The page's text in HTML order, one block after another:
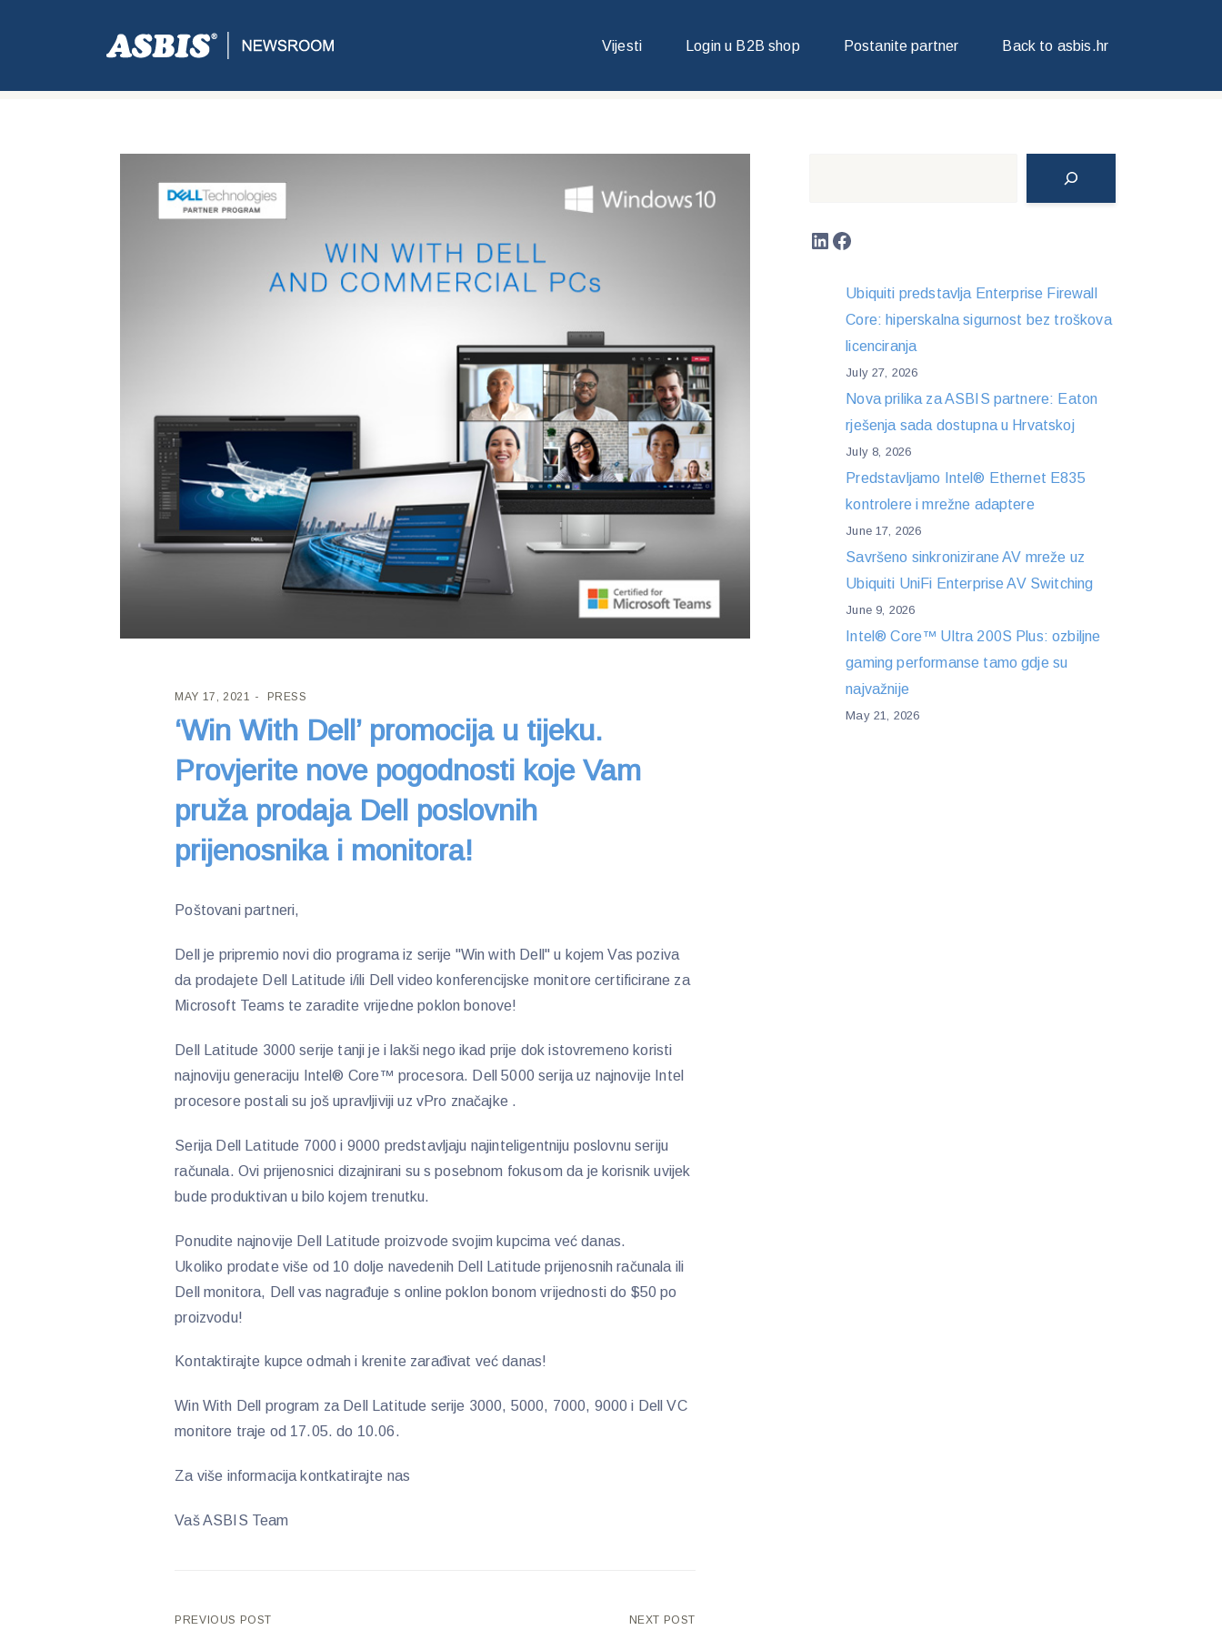
Vijesti Login u B2B shop Postanite partner Back to asbis.hr
ASBIS CROATIA>PRESS> ‘WIN WITH DELL’ PROMOCIJA U TIJEKU. PROVJERITE NOVE POGODNOSTI KOJE VAM PRUŽA PRODAJA DELL POSLOVNIH PRIJENOSNIKA I
MONITORA!
MAY 17, 2021 PRESS
‘Win With Dell’ promocija u tijeku.
Provjerite nove pogodnosti koje Vam
pruža prodaja Dell poslovnih
prijenosnika i monitora!
Poštovani partneri,
Dell je pripremio novi dio programa iz serije "Win with Dell" u kojem Vas poziva
da prodajete Dell Latitude i/ili Dell video konferencijske monitore certificirane za
Microsoft Teams te zaradite vrijedne poklon bonove!
Dell Latitude 3000 serije tanji je i lakši nego ikad prije dok istovremeno koristi
najnoviju generaciju Intel® Core™ procesora. Dell 5000 serija uz najnovije Intel
procesore postali su još upravljiviji uz vPro značajke .
Serija Dell Latitude 7000 i 9000 predstavljaju najinteligentniju poslovnu seriju
računala. Ovi prijenosnici dizajnirani su s posebnom fokusom da je korisnik uvijek
bude produktivan u bilo kojem trenutku.
Ponudite najnovije Dell Latitude proizvode svojim kupcima već danas.
Ukoliko prodate više od 10 dolje navedenih Dell Latitude prijenosnih računala ili
Dell monitora, Dell vas nagrađuje s online poklon bonom vrijednosti do $50 po
proizvodu!
Kontaktirajte kupce odmah i krenite zarađivat već danas!
Win With Dell program za Dell Latitude serije 3000, 5000, 7000, 9000 i Dell VC
monitore traje od 17.05. do 10.06.
Za više informacija kontkatirajte nas
Vaš ASBIS Team
PREVIOUS POST NEXT POST
LinkedIn
Facebook
Ubiquiti predstavlja Enterprise Firewall
Core: hiperskalna sigurnost bez troškova
licenciranja
July 27, 2026
Nova prilika za ASBIS partnere: Eaton
rješenja sada dostupna u Hrvatskoj
July 8, 2026
Predstavljamo Intel® Ethernet E835
kontrolere i mrežne adaptere
June 17, 2026
Savršeno sinkronizirane AV mreže uz
Ubiquiti UniFi Enterprise AV Switching
June 9, 2026
Intel® Core™ Ultra 200S Plus: ozbiljne
gaming performanse tamo gdje su
najvažnije
May 21, 2026